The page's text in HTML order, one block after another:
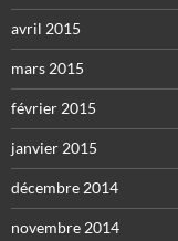
avril 2015
mars 2015
février 2015
janvier 2015
décembre 2014
novembre 2014